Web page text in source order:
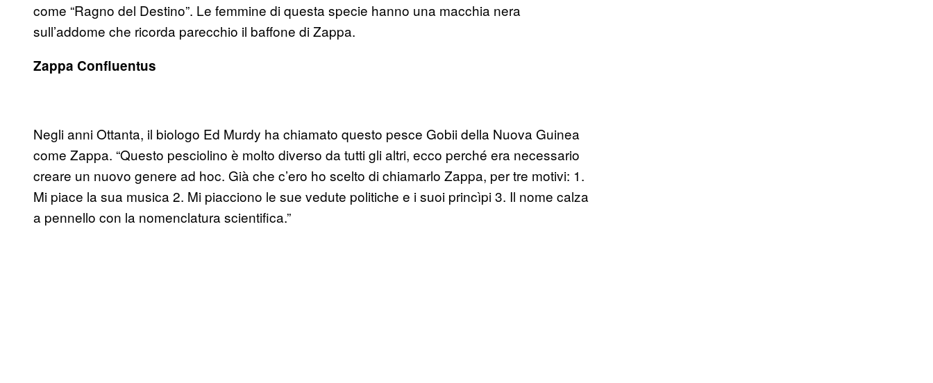
come “Ragno del Destino”. Le femmine di questa specie hanno una macchia nera
sull’addome che ricorda parecchio il baffone di Zappa.
Zappa Confluentus
Negli anni Ottanta, il biologo Ed Murdy ha chiamato questo pesce Gobii della Nuova Guinea
come Zappa. “Questo pesciolino è molto diverso da tutti gli altri, ecco perché era necessario
creare un nuovo genere ad hoc. Già che c’ero ho scelto di chiamarlo Zappa, per tre motivi: 1.
Mi piace la sua musica 2. Mi piacciono le sue vedute politiche e i suoi princìpi 3. Il nome calza
a pennello con la nomenclatura scientifica.”